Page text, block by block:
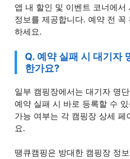
앱 내 할인 및 이벤트 코너에서
정보를 제공합니다. 예약 전 꼭
하세요.
Q. 예약 실패 시 대기자
한가요?
일부 캠핑장에서는 대기자 명
예약 실패 시 바로 등록할 수
가능 여부는 각 캠핑장 상세 페
요.
땡큐캠핑은 방대한 캠핑장 정